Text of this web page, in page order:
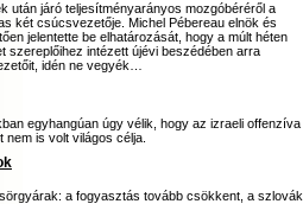
után járó teljesítményarányos mozgóbéréről a
két csúcsvezetője. Michel Pébereau elnök és
jelentette be elhatározását, hogy a múlt héten
szereplőihez intézett újévi beszédében arra
idén ne vegyék…
egyhangúan úgy vélik, hogy az izraeli offenzíva
is volt világos célja.
a fogyasztás tovább csökkent, a szlovák